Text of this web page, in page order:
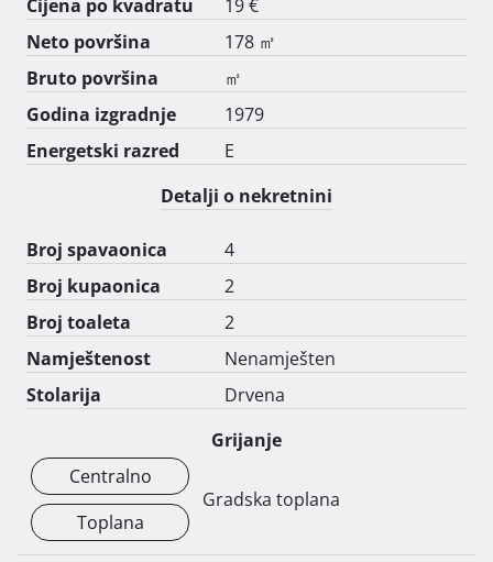
Cijena po kvadratu
19 €
Neto površina
178 ㎡
Bruto površina
㎡
Godina izgradnje
1979
Energetski razred
E
Detalji o nekretnini
Broj spavaonica
4
Broj kupaonica
2
Broj toaleta
2
Namještenost
Nenamješten
Stolarija
Drvena
Grijanje
Centralno
Toplana
Gradska toplana